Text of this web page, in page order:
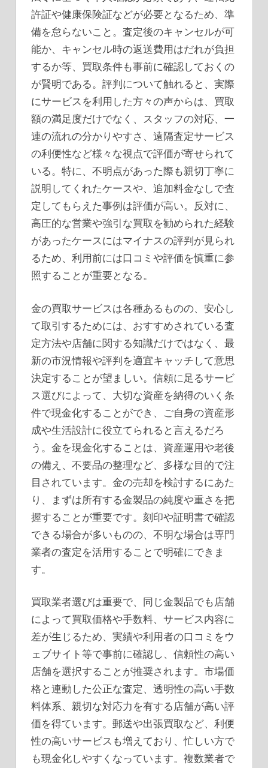
許証や健康保険証などが必要となるため、準
備を怠らないこと。査定後のキャンセルが可
能か、キャンセル時の返送費用はだれが負担
するか等、買取条件も事前に確認しておくの
が賢明である。評判について触れると、実際
にサービスを利用した方々の声からは、買取
額の満足度だけでなく、スタッフの対応、一
連の流れの分かりやすさ、遠隔査定サービス
の利便性など様々な視点で評価が寄せられて
いる。特に、不明点があった際も親切丁寧に
説明してくれたケースや、追加料金なしで査
定してもらえた事例は評価が高い。反対に、
高圧的な営業や強引な買取を勧められた経験
があったケースにはマイナスの評判が見られ
るため、利用前には口コミや評価を慎重に参
照することが重要となる。
金の買取サービスは各種あるものの、安心し
て取引するためには、おすすめされている査
定方法や店舗に関する知識だけではなく、最
新の市況情報や評判を適宜キャッチして意思
決定することが望ましい。信頼に足るサービ
ス選びによって、大切な資産を納得のいく条
件で現金化することができ、ご自身の資産形
成や生活設計に役立てられると言えるだろ
う。金を現金化することは、資産運用や老後
の備え、不要品の整理など、多様な目的で注
目されています。金の売却を検討するにあた
り、まずは所有する金製品の純度や重さを把
握することが重要です。刻印や証明書で確認
できる場合が多いものの、不明な場合は専門
業者の査定を活用することで明確にできま
す。
買取業者選びは重要で、同じ金製品でも店舗
によって買取価格や手数料、サービス内容に
差が生じるため、実績や利用者の口コミをウ
ェブサイト等で事前に確認し、信頼性の高い
店舗を選択することが推奨されます。市場価
格と連動した公正な査定、透明性の高い手数
料体系、親切な対応力を有する店舗が高い評
価を得ています。郵送や出張買取など、利便
性の高いサービスも増えており、忙しい方で
も現金化しやすくなっています。複数業者で